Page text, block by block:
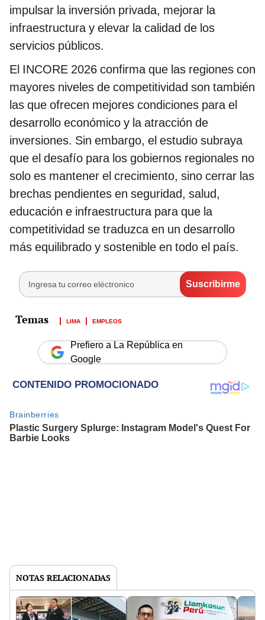
impulsar la inversión privada, mejorar la
infraestructura y elevar la calidad de los
servicios públicos.
El INCORE 2026 confirma que las regiones con
mayores niveles de competitividad son también
las que ofrecen mejores condiciones para el
desarrollo económico y la atracción de
inversiones. Sin embargo, el estudio subraya
que el desafío para los gobiernos regionales no
solo es mantener el crecimiento, sino cerrar las
brechas pendientes en seguridad, salud,
educación e infraestructura para que la
competitividad se traduzca en un desarrollo
más equilibrado y sostenible en todo el país.
LIMA EMPLEOS
Prefiero a La República en
Google
NOTAS RELACIONADAS